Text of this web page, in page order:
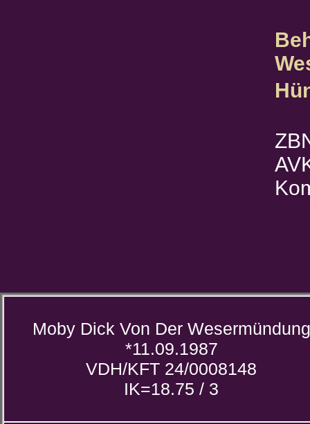
Moby Dick Von Der Wesermündung
*11.09.1987
VDH/KFT 24/0008148
IK=18.75 / 3